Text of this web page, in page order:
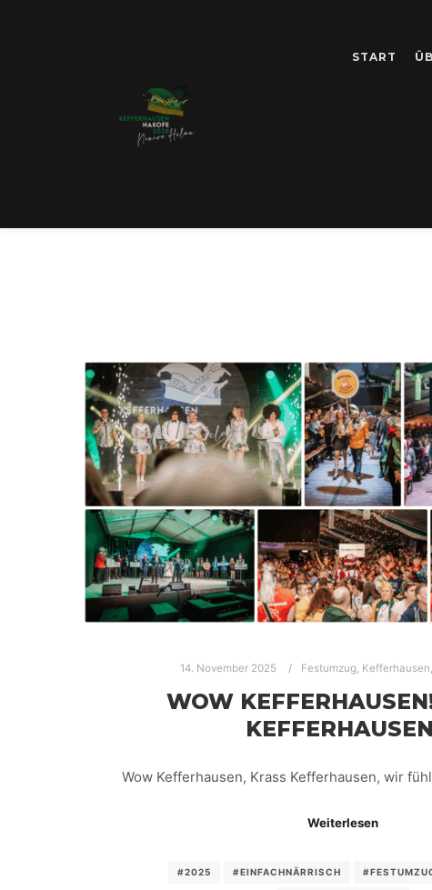
START
14. November 2025 Festumzug, Kefferhausen,
WOW
Wow Kefferhausen, Krass Kefferhausen, wir
Weiterlesen
#2025 #EINFACHNÄRRISCH